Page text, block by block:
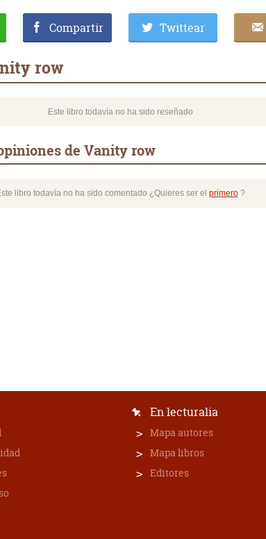
Compartir Twittear
row
Este libro todavía no ha sido reseñado
de Vanity row
libro todavía no ha sido comentado ¿Quieres ser el primero?
En lecturalia
Mapa autores
Mapa libros
Editores